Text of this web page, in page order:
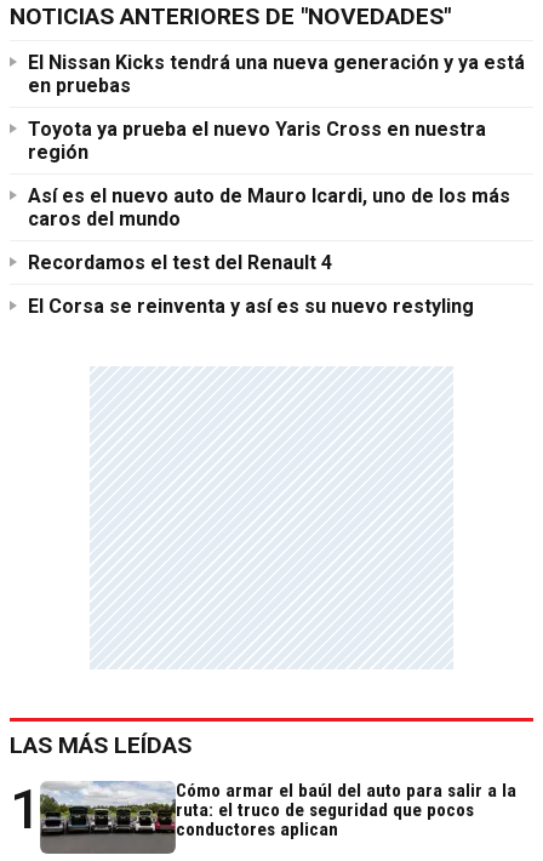
NOTICIAS ANTERIORES DE "NOVEDADES"
El Nissan Kicks tendrá una nueva generación y ya está
en pruebas
Toyota ya prueba el nuevo Yaris Cross en nuestra
región
Así es el nuevo auto de Mauro Icardi, uno de los más
caros del mundo
Recordamos el test del Renault 4
El Corsa se reinventa y así es su nuevo restyling
LAS MÁS LEÍDAS
1
Cómo armar el baúl del auto para salir a la
ruta: el truco de seguridad que pocos
conductores aplican